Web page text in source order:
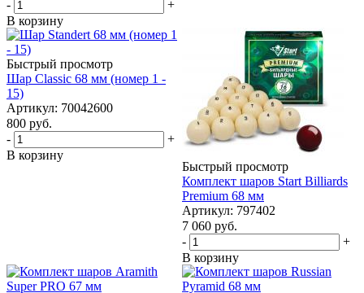
-
+
В корзину
Быстрый просмотр
Шар Classic 68 мм (номер 1 -
15)
Артикул: 70042600
800 руб.
-
+
В корзину
Быстрый просмотр
Комплект шаров Start Billiards
Premium 68 мм
Артикул: 797402
7 060 руб.
-
+
В корзину